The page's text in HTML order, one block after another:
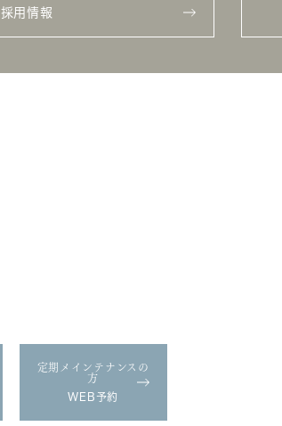
採用情報
定期メインテナンスの
方
WEB予約